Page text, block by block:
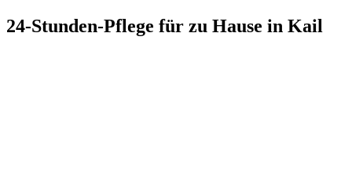
24-Stunden-Pflege für zu Hause in Kail